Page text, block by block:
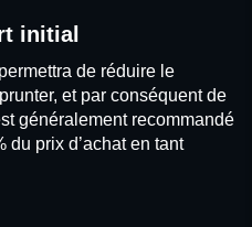
initial
de réduire le
et par conséquent de
généralement recommandé
du prix d’achat en tant